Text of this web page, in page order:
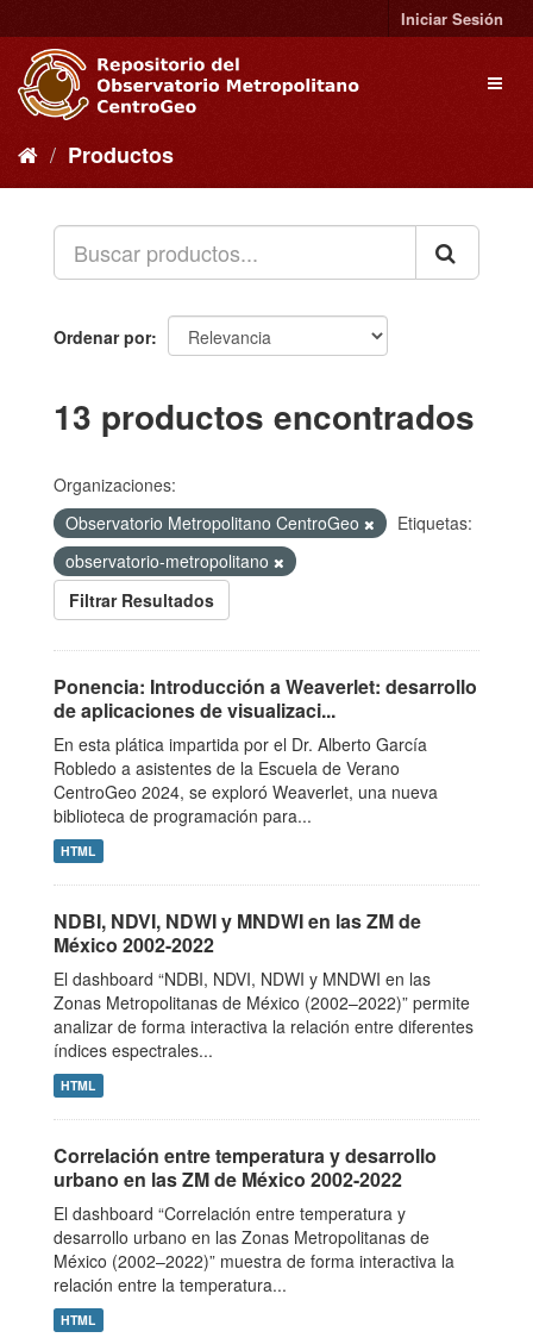
al
contenido
Iniciar Sesión
Productos
Ordenar por
13 productos encontrados
Organizaciones:
Observatorio Metropolitano CentroGeo
Etiquetas:
observatorio-metropolitano
Filtrar Resultados
Ponencia: Introducción a Weaverlet: desarrollo
de aplicaciones de visualizaci...
En esta plática impartida por el Dr. Alberto García
Robledo a asistentes de la Escuela de Verano
CentroGeo 2024, se exploró Weaverlet, una nueva
biblioteca de programación para...
HTML
NDBI, NDVI, NDWI y MNDWI en las ZM de
México 2002-2022
El dashboard “NDBI, NDVI, NDWI y MNDWI en las
Zonas Metropolitanas de México (2002–2022)” permite
analizar de forma interactiva la relación entre diferentes
índices espectrales...
HTML
Correlación entre temperatura y desarrollo
urbano en las ZM de México 2002-2022
El dashboard “Correlación entre temperatura y
desarrollo urbano en las Zonas Metropolitanas de
México (2002–2022)” muestra de forma interactiva la
relación entre la temperatura...
HTML